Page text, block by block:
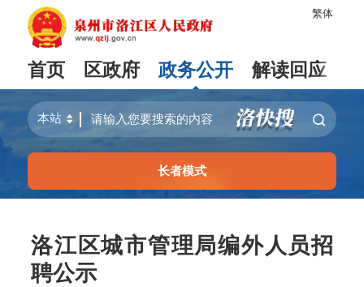
繁体
首页 区政府 政务公开 解读回应
长者模式
洛江区城市管理局编外人员招
聘公示